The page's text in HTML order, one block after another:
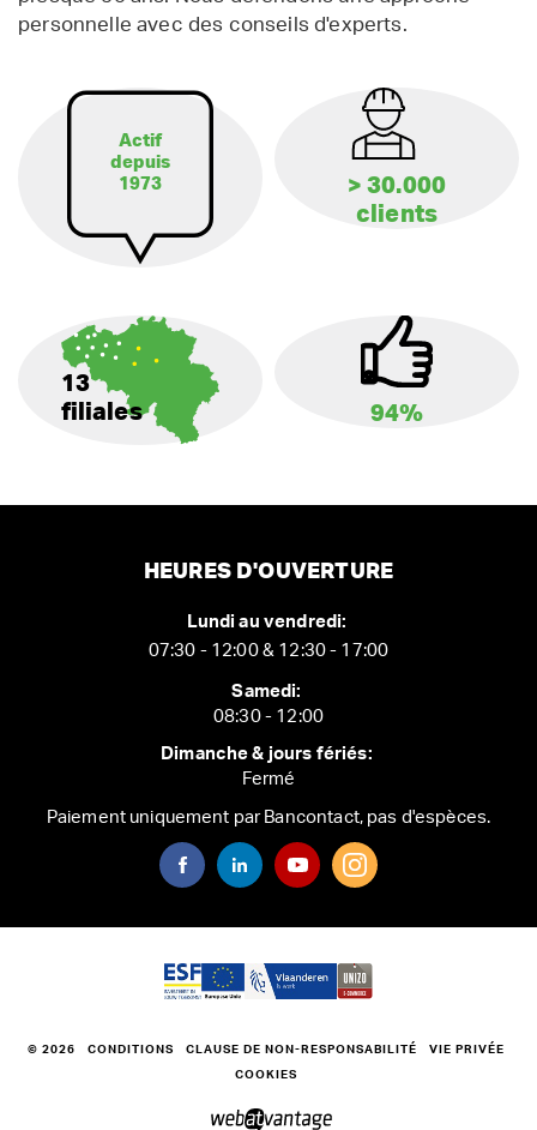
personnelle avec des conseils d'experts.
Actif
depuis
1973
> 30.000
clients
13
filiales
94%
HEURES D'OUVERTURE
Lundi au vendredi:
07:30 - 12:00 & 12:30 - 17:00
Samedi:
08:30 - 12:00
Dimanche & jours fériés:
Fermé
Paiement uniquement par Bancontact, pas d'espèces.
© 2026 CONDITIONS CLAUSE DE NON-RESPONSABILITÉ VIE PRIVÉE
COOKIES